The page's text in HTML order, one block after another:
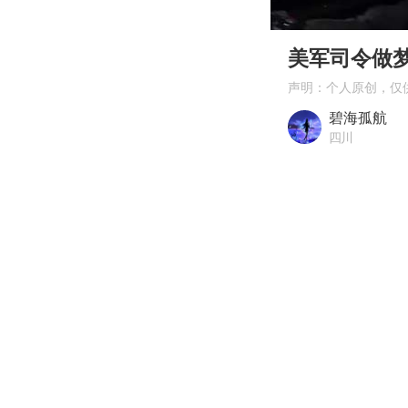
Play
00:00
美军司令做
声明：个人原创，仅
碧海孤航
四川